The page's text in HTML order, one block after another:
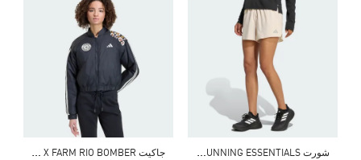
ش
ورت ADI365 RUNNING ESSENTIALS ج
اكيت ADIDAS X FARM RIO BOMBER